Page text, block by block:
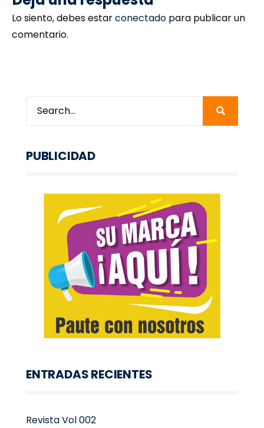
Lo siento, debes estarconectado para publicar un
comentario.
PUBLICIDAD
ENTRADAS RECIENTES
Revista Vol 002